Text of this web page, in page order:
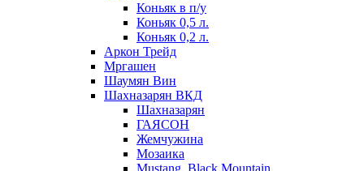
Коньяк в п/у
Коньяк 0,5 л.
Коньяк 0,2 л.
Аркон Трейд
Мргашен
Шаумян Вин
Шахназарян ВКД
Шахназарян
ГАЯСОН
Жемчужина
Мозаика
Mustang. Black Mountain